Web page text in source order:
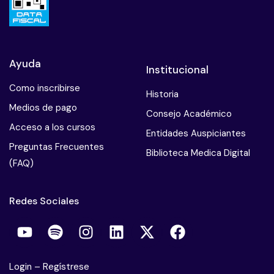
Variantes del prototipo narcisista en la violencia
Trastorno límite. Personalidad desregulada en la
violencia de pareja
Personalidades obsesivas en la violencia de pareja
Personalidades paranoicas en la violencia de
pareja
Examen Violencia de Pareja y Personalidad
Violenta
Ayuda
Como inscribirse
Medios de pago
Acceso a los cursos
Preguntas Frecuentes
(FAQ)
Institucional
Historia
Consejo Académico
Entidades Auspiciantes
Biblioteca Medica Digital
Redes Sociales
Login – Regístrese